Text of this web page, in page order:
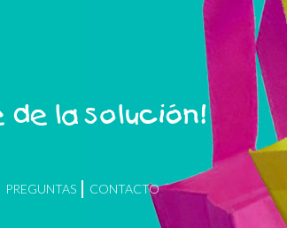
de la solución!
PREGUNTAS CONTACTO